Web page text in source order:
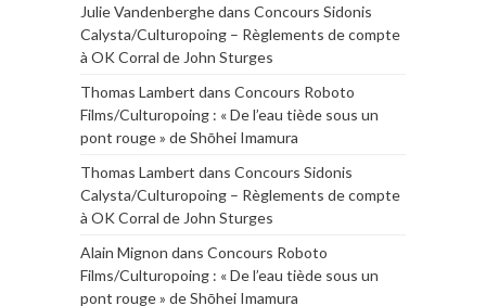
Julie Vandenberghedans Concours Sidonis
Calysta/Culturopoing – Règlements de compte
à OK Corral de John Sturges
Thomas Lambert dans Concours Roboto
Films/Culturopoing : « De l’eau tiède sous un
pont rouge » de Shōhei Imamura
Thomas Lambert dans Concours Sidonis
Calysta/Culturopoing – Règlements de compte
à OK Corral de John Sturges
Alain Mignon dans Concours Roboto
Films/Culturopoing : « De l’eau tiède sous un
pont rouge » de Shōhei Imamura